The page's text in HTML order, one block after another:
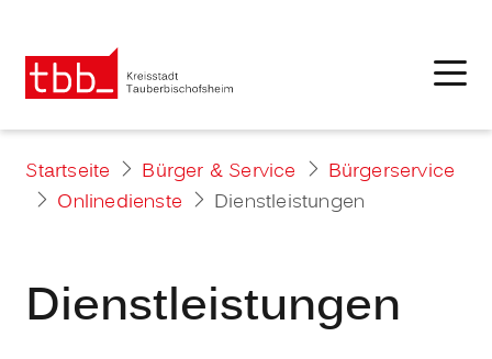
Startseite Bürger & Service
Bürgerservice
Onlinedienste
Dienstleistungen
Dienstleistungen